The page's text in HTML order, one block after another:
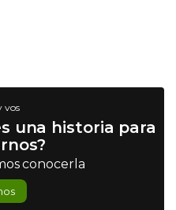
vos
una historia para
conocerla